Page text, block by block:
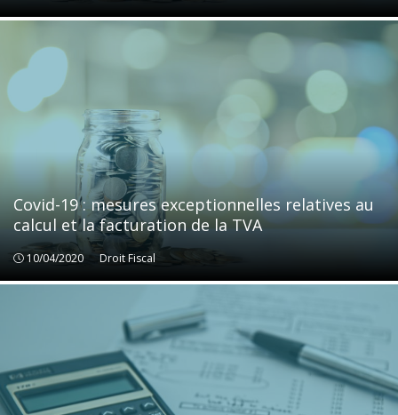
Covid-19 : mesures exceptionnelles relatives au
calcul et la facturation de la TVA
10/04/2020 Droit Fiscal
Droit Fiscal